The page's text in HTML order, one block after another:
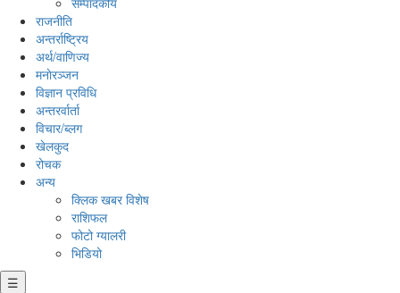
राजनीति
अन्तर्राष्ट्रिय
अर्थ/वाणिज्य
मनाेरञ्जन
विज्ञान प्रविधि
अन्तरर्वार्ता
विचार/ब्लग
खेलकुद
रोचक
अन्य
क्लिक खबर विशेष
राशिफल
फोटो ग्यालरी
भिडियो
☰